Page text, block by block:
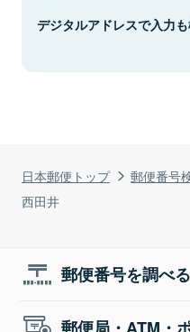
日本郵便トップ 郵便番号
西田井
デジタルアドレスで入力も
郵便番号を調べる
郵便局・ATM・